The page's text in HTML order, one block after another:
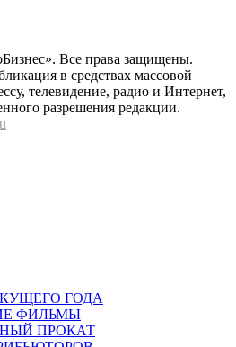
Все права защищены.
в средствах массовой
телевидение, радио и Интернет,
разрешения редакции.
ГОДА
ФИЛЬМЫ
ПРОКАТ